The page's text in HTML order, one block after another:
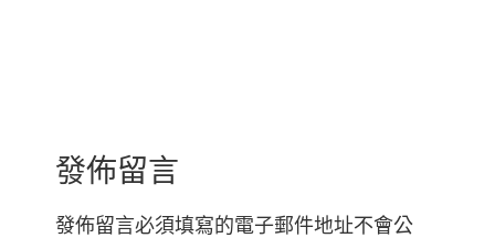
發佈留言
發佈留言必須填寫的電子郵件地址不會公